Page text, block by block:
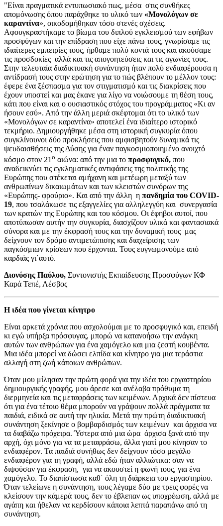
"Είναι πραγματικά εντυπωσιακό πως, μέσα στις συνθήκες
απομόνωσης όπου παράχθηκε το υλικό των «Μονολόγων σε
καραντίνα», οικοδομήθηκαν τόσο στενές σχέσεις.
Αφουγκραστήκαμε το βίωμα του διπλού εγκλεισμού των εφήβων
προσφύγων και την επίδραση που είχε πάνω τους, γνωρίσαμε τις
ιδιαίτερες εμπειρίες τους, ήρθαμε πολύ κοντά τους και ακούσαμε
τις προσδοκίες αλλά και τις απογοητεύσεις και τις αγωνίες τους.
Στην τελευταία διαδικτυακή συνάντηση ήταν πολύ ενδιαφέρουσα η
αντίδρασή τους στην ερώτηση για το πώς βλέπουν το μέλλον τους:
έφερε ένα ξέσπασμα για τον στιγματισμό και τις διακρίσεις που
έχουν υποστεί και μας έκανε για λίγο να νοιώσουμε τη θέση τους,
κάτι που είναι και ο ουσιαστικός στόχος του προγράμματος «Κι αν
ήσουν εσύ». Από την άλλη μεριά σκέφτομαι ότι το υλικό των
«Μονολόγων σε καραντίνα» αποτελεί ένα ιδιαίτερο ιστορικό
τεκμήριο. Δημιουργήθηκε μέσα στη ιστορική συγκυρία όπου
συγκλίνουνοι δύο προκλήσεις που αμφισβητούν δυναμικά τις
ψευδαισθήσεις της Δύσης για έναν παγκοσμιοποιημένο ανοιχτό
κόσμο στον 21 ο αιώνα: από την μια το προσφυγικό, που
αναδεικνύει τις εγκληματικές αντιφάσεις της πολιτικής της
Ευρώπης που στέκεται αμήχανη και μετέωρη μεταξύ των
ανθρωπίνων δικαιωμάτων και των κλειστών συνόρων της
«Ευρώπης- φρούριο». Και από την άλλη η πανδημία του COVID-
19, που τσαλάκωσε τις εξαγγελίες για αλληλεγγύη και συνεργασία
των κρατών της Ευρώπης και του κόσμου. Οι έφηβοι αυτοί, που
αποτύπωσαν αυτήν την συγκυρία, διασχίζουν υλικά και φαντασιακά
σύνορα και με την έκφρασή τους και την δυναμική τους μας
δείχνουν τον δρόμο αντιμετώπισης και διαχείρισης των
παγκόσμιων κρίσεων που έρχονται. Τους ευγνωμονούμε από
καρδιάς γι΄αυτό.
Διονύσης Παύλου, Συντονιστής Εκπαίδευσης Προσφύγων ΚΦ
Καρά Τεπέ, Λέσβος
Η ιδέα που γίνεται κίνητρο
Είναι αρκετά χρόνια που ασχολούμαι με το προσφυγικό και, επειδή
κι εγώ υπήρξα πρόσφυγας, μπορώ να κατανοήσω την ανάγκη
αυτών των ανθρώπων για ένα χαμόγελο και μια ζεστή κουβέντα.
Μια ιδέα μπορεί να δώσει ελπίδα και κίνητρο για μια τεράστια
αλλαγή στη ζωή κάποιων ανθρώπων.
Όταν μου μίλησαν την πρώτη φορά για την ιδέα του εργαστηρίου
δημιουργικής γραφής, μου άρεσε και ανέλαβα πρόθυμα τη
διερμηνεία και τις μεταφράσεις των κειμένων. Αρχικά δεν πίστευα
ότι για ένα τέτοιο θέμα μπορούν να γράψουν πολλά πράγματα τα
παιδιά, ειδικά σε αυτή την ηλικία. Μετά την πρώτη διαδικτυακή
συνάντηση ξεκίνησε ο βομβαρδισμός των κειμένων και άρχισα να
τα διαβάζω πρόχειρα. Ύστερα από μια ώρα άρχισα ξανά από την
αρχή, όχι μόνο για να τα μεταφράσω, άλλα γιατί μου κίνησαν το
ενδιαφέρον. Τα παιδιά συνήθως δεν δείχνουν τόσο μεγάλο
ενδιαφέρον για τη γραφή, αλλά εδώ ήταν αλλιώτικα: σαν να
διψούσαν για έκφραση, για να ακουστεί η φωνή τους, για ένα
χαμόγελο. Το διαπίστωσα καθ΄ όλη τη διάρκεια του εργαστηρίου.
Όταν τελείωνε η συνάντηση, τους λέγαμε δύο με τρεις φορές να
κλείσουν την κάμερά τους, δεν το έβλεπαν ως υποχρέωση, αλλά με
αγάπη και ήθελαν να κερδίσουν κάποια λεπτά παραπάνω από τη
συνάντηση.